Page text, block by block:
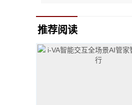
推荐阅读